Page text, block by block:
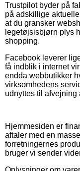
Trustpilot byder på
på adskillige
at du gransker
legetøjsisbjørn plys
shopping.
Facebook leverer
få indblik i internet
endda webbutikker
virksomhedens
udnyttes til afvejning
Hjemmesiden er
aftaler med en
forretningernes
bruger vi sender